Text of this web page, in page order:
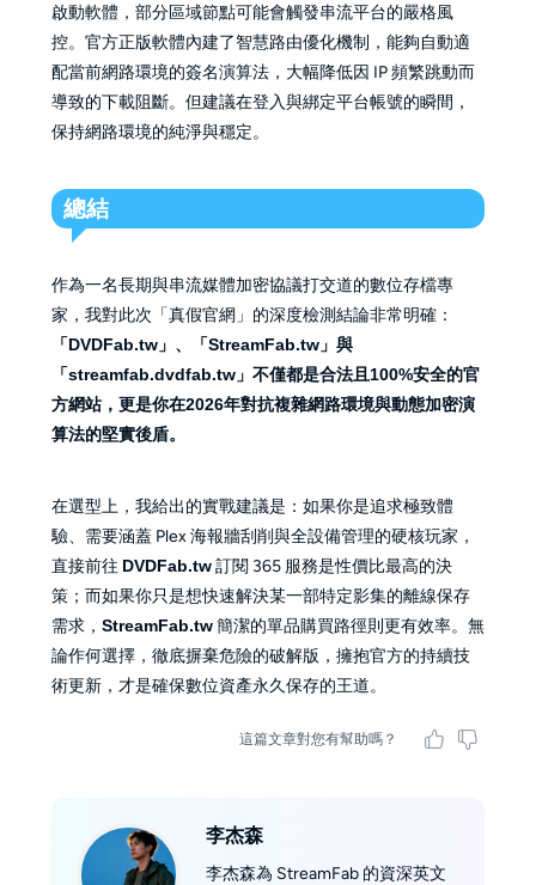
啟動軟體，部分區域節點可能會觸發串流平台的嚴格風
控。官方正版軟體內建了智慧路由優化機制，能夠自動適
配當前網路環境的簽名演算法，大幅降低因 IP 頻繁跳動而
導致的下載阻斷。但建議在登入與綁定平台帳號的瞬間，
保持網路環境的純淨與穩定。
總結
作為一名長期與串流媒體加密協議打交道的數位存檔專
家，我對此次「真假官網」的深度檢測結論非常明確：
「DVDFab.tw」、「StreamFab.tw」與
「streamfab.dvdfab.tw」不僅都是合法且100%安全的官
方網站，更是你在2026年對抗複雜網路環境與動態加密演
算法的堅實後盾。
在選型上，我給出的實戰建議是：如果你是追求極致體
驗、需要涵蓋 Plex 海報牆刮削與全設備管理的硬核玩家，
直接前往 DVDFab.tw訂閱 365 服務是性價比最高的決
策；而如果你只是想快速解決某一部特定影集的離線保存
需求， StreamFab.tw簡潔的單品購買路徑則更有效率。無
論作何選擇，徹底摒棄危險的破解版，擁抱官方的持續技
術更新，才是確保數位資產永久保存的王道。
這篇文章對您有幫助嗎？
李杰森
李杰森為 StreamFab 的資深英文